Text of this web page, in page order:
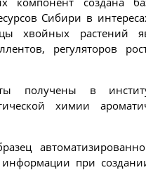
Сибири в
хвойных растений
регуляторов
получены в
химии
информации при